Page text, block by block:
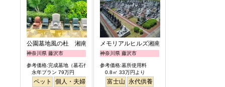
公園墓地風の杜 湘南庭苑
神奈川県 藤沢市
参考価格:完成墓地（墓石代含）
永年プラン 79万円
ペット 個人・夫婦 永代供養 樹木葬 公園墓地
メモリアルヒルズ湘南
神奈川県 藤沢市
参考価格:墓所使用料
0.8㎡ 33万円より
富士山 永代供養